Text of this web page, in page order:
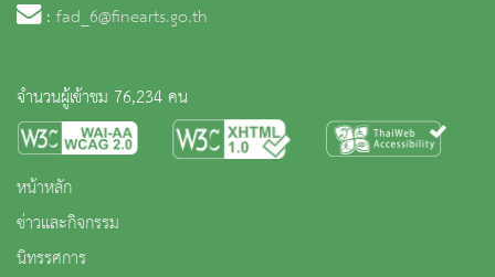
: fad_6@finearts.go.th
จำนวนผู้เข้าชม 76,234 คน
หน้าหลัก
ข่าวและกิจกรรม
นิทรรศการ